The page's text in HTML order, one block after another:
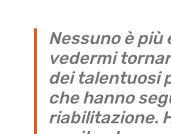
Nessuno è
vedermi
dei talentuosi
che hanno
riabilitazione.